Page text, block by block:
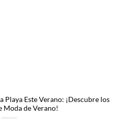
Playa Este Verano: ¡Descubre los
Moda de Verano!